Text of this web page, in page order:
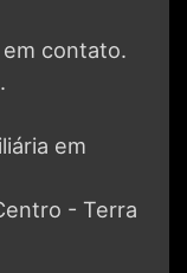
contato.
em
- Terra